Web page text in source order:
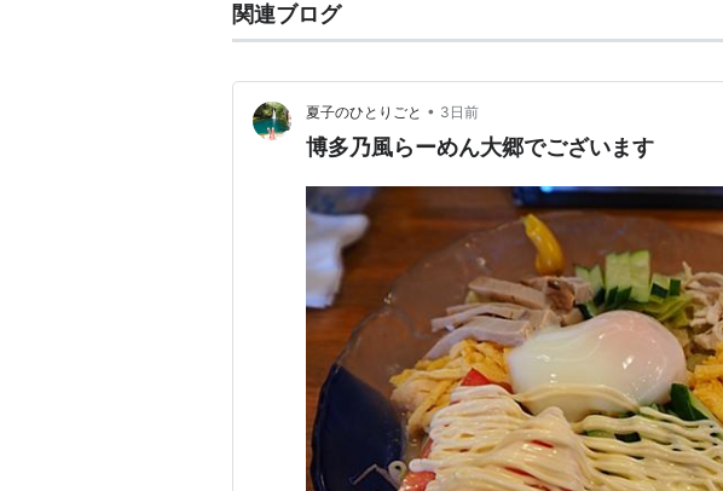
関連ブログ
夏子のひとりごと • 3日前
博多乃風らーめん大郷でございます